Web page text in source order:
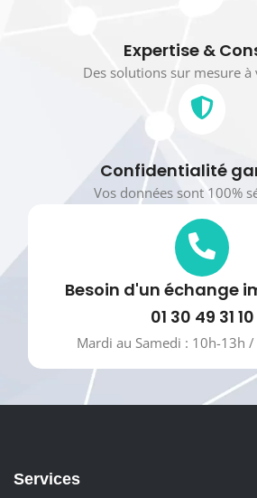
Expertise &
Des solutions sur mesure à
Confidentialité
Vos données sont 100%
Besoin d'un échange
01 30 49 31 10
Mardi au Samedi : 10h-13h
Services